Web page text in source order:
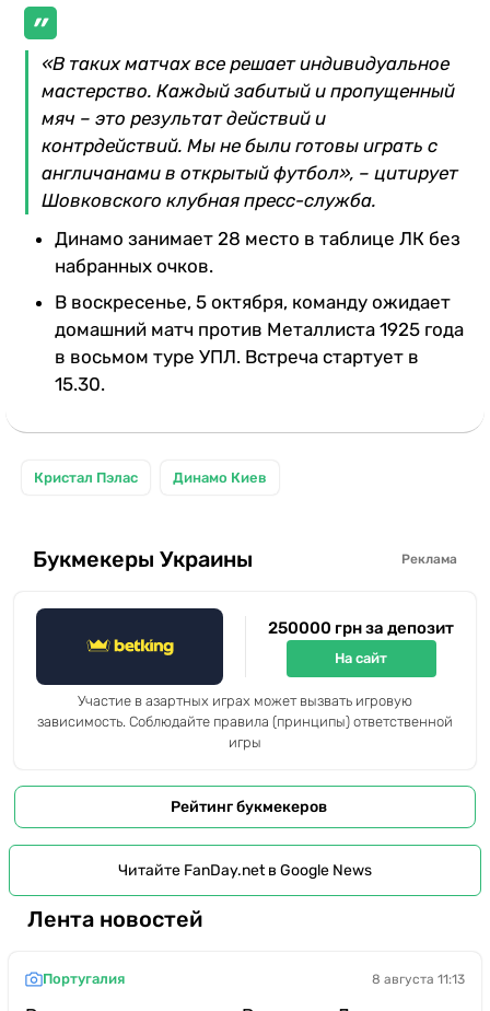
«В таких матчах все решает индивидуальное
мастерство. Каждый забитый и пропущенный
мяч – это результат действий и
контрдействий. Мы не были готовы играть с
англичанами в открытый футбол», – цитирует
Шовковского клубная пресс-служба.
Динамо занимает 28 место в таблице ЛК без
набранных очков.
В воскресенье, 5 октября, команду ожидает
домашний матч против Металлиста 1925 года
в восьмом туре УПЛ. Встреча стартует в
15.30.
Кристал Пэлас Динамо Киев
Букмекеры Украины Реклама
250000 грн за депозит
На сайт
Участие в азартных играх может вызвать игровую
зависимость. Соблюдайте правила (принципы) ответственной
игры
Рейтинг букмекеров
Читайте FanDay.net в Google News
Лента новостей
Португалия 8 августа 11:13